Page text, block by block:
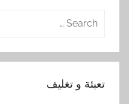
Search
تعبئة و تغليف